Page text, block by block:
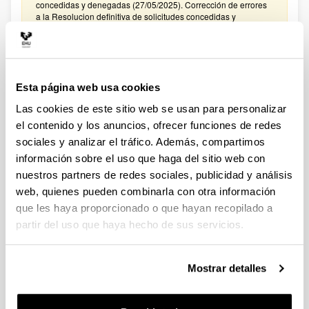
Esta página web usa cookies
Las cookies de este sitio web se usan para personalizar
el contenido y los anuncios, ofrecer funciones de redes
sociales y analizar el tráfico. Además, compartimos
información sobre el uso que haga del sitio web con
nuestros partners de redes sociales, publicidad y análisis
web, quienes pueden combinarla con otra información
que les haya proporcionado o que hayan recopilado a
partir del uso que haya hecho de sus servicios.
Mostrar detalles
concedidas y denegadas (27/05/2025). Corrección de errores
a la Resolucion definitiva de solicitudes concedidas y
CONVOCATORIA PROYECTOS DE COLABORACIÓN
Plazo de presentación cerrado: 15/01/2025 - 05/02/2025
El plazo para presentar solicitudes finaliza el 5 de febrero de
2025 a las 14:00. Hasta el 27 de enero de 2025: Para
manifestar el interés en participar en la convocatoria. Hasta el
31 de enero de 2025: Para la remisión a
convocatoriasestatales.dgi@ehu.es del ANEXO
PRESUPUESTO
CONVOCATORIA PROYECTOS DE COLABORACIÓN
PÚBLICO-PRIVADA 2023
Plazo de presentación cerrado: 30/01/2024 - 20/02/2024
2024 a las 14:00. Hasta el 12 de febrero de 2024: Para